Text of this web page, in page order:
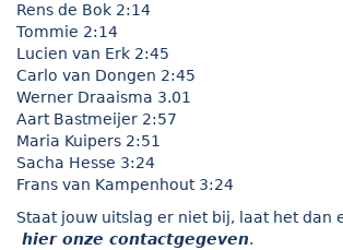
Rens de Bok 2:14
Tommie 2:14
Lucien van Erk 2:45
Carlo van Dongen 2:45
Werner Draaisma 3.01
Aart Bastmeijer 2:57
Maria Kuipers 2:51
Sacha Hesse 3:24
Frans van Kampenhout 3:24
Staat jouw uitslag er niet bij, laat het dan
hier onze contactgegeven.